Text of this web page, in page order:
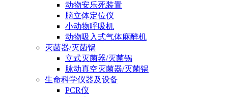
动物安乐死装置
脑立体定位仪
小动物呼吸机
动物吸入式气体麻醉机
灭菌器/灭菌锅
立式灭菌器/灭菌锅
脉动真空灭菌器/灭菌锅
生命科学仪器及设备
PCR仪